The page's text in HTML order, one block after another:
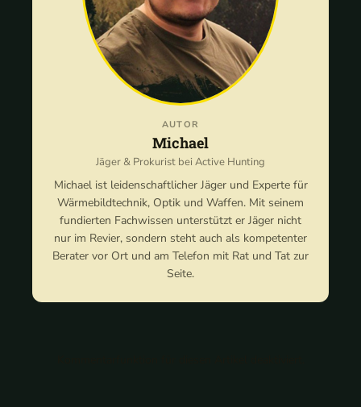
AUTOR
Michael
Jäger & Prokurist bei Active Hunting
Michael ist leidenschaftlicher Jäger und Experte für
Wärmebildtechnik, Optik und Waffen. Mit seinem
fundierten Fachwissen unterstützt er Jäger nicht
nur im Revier, sondern steht auch als kompetenter
Berater vor Ort und am Telefon mit Rat und Tat zur
Seite.